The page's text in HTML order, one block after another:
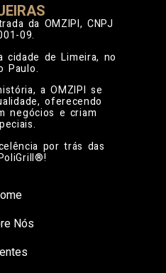
da OMZIPI, CNPJ
09.
cidade de Limeira, no
Paulo.
a OMZIPI se
oferecendo
negócios e criam
por trás das
Nós